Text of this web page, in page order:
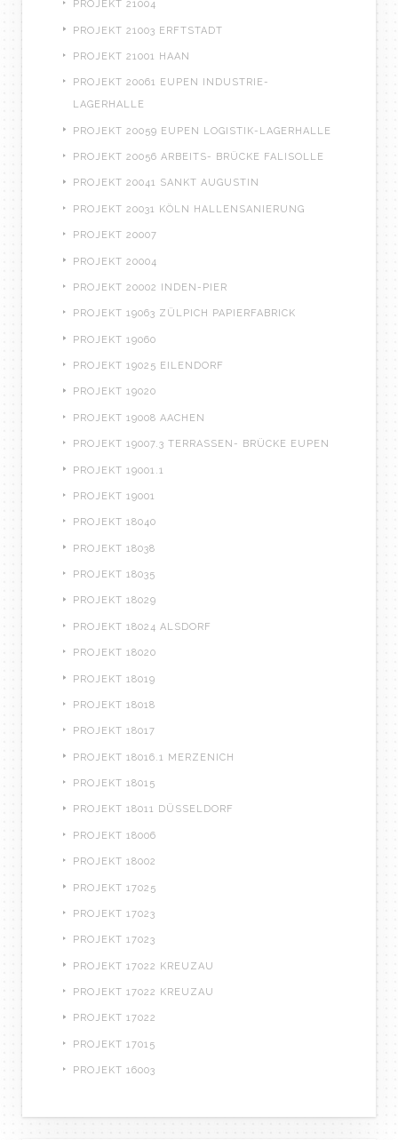
PROJEKT 21004
PROJEKT 21003 ERFTSTADT
PROJEKT 21001 HAAN
PROJEKT 20061 EUPEN INDUSTRIE-
LAGERHALLE
PROJEKT 20059 EUPEN LOGISTIK-LAGERHALLE
PROJEKT 20056 ARBEITS- BRÜCKE FALISOLLE
PROJEKT 20041 SANKT AUGUSTIN
PROJEKT 20031 KÖLN HALLENSANIERUNG
PROJEKT 20007
PROJEKT 20004
PROJEKT 20002 INDEN-PIER
PROJEKT 19063 ZÜLPICH PAPIERFABRICK
PROJEKT 19060
PROJEKT 19025 EILENDORF
PROJEKT 19020
PROJEKT 19008 AACHEN
PROJEKT 19007.3 TERRASSEN- BRÜCKE EUPEN
PROJEKT 19001.1
PROJEKT 19001
PROJEKT 18040
PROJEKT 18038
PROJEKT 18035
PROJEKT 18029
PROJEKT 18024 ALSDORF
PROJEKT 18020
PROJEKT 18019
PROJEKT 18018
PROJEKT 18017
PROJEKT 18016.1 MERZENICH
PROJEKT 18015
PROJEKT 18011 DÜSSELDORF
PROJEKT 18006
PROJEKT 18002
PROJEKT 17025
PROJEKT 17023
PROJEKT 17023
PROJEKT 17022 KREUZAU
PROJEKT 17022 KREUZAU
PROJEKT 17022
PROJEKT 17015
PROJEKT 16003